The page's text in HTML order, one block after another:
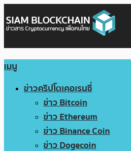
เมนู
ข่าวคริปโตเคอเรนซี่
ข่าว Bitcoin
ข่าว Ethereum
ข่าว Binance Coin
ข่าว Dogecoin